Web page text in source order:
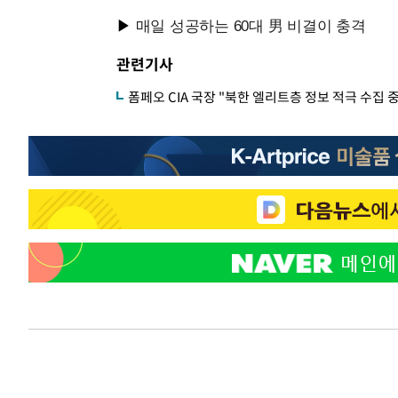
관련기사
폼페오 CIA 국장 "북한 엘리트층 정보 적극 수집